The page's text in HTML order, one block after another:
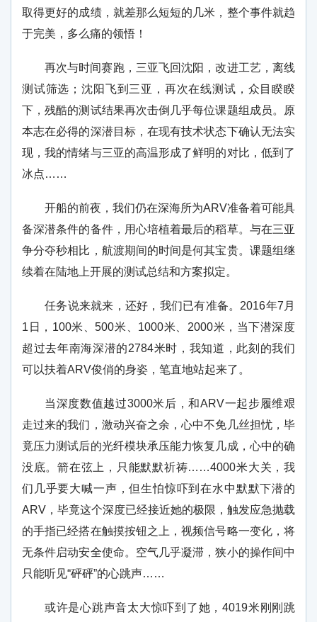
取得更好的成绩，就差那么短短的几米，整个事件就趋
于完美，多么痛的领悟！
再次与时间赛跑，三亚飞回沈阳，改进工艺，离线
测试筛选；沈阳飞到三亚，再次在线测试，众目睽睽
下，残酷的测试结果再次击倒几乎每位课题组成员。原
本志在必得的深潜目标，在现有技术状态下确认无法实
现，我的情绪与三亚的高温形成了鲜明的对比，低到了
冰点……
开船的前夜，我们仍在深海所为ARV准备着可能具
备深潜条件的备件，用心培植着最后的稻草。与在三亚
争分夺秒相比，航渡期间的时间是何其宝贵。课题组继
续着在陆地上开展的测试总结和方案拟定。
任务说来就来，还好，我们已有准备。2016年7月
1日，100米、500米、1000米、2000米，当下潜深度
超过去年南海深潜的2784米时，我知道，此刻的我们
可以扶着ARV俊俏的身姿，笔直地站起来了。
当深度数值越过3000米后，和ARV一起步履维艰
走过来的我们，激动兴奋之余，心中不免几丝担忧，毕
竟压力测试后的光纤模块承压能力恢复几成，心中的确
没底。箭在弦上，只能默默祈祷……4000米大关，我
们几乎要大喊一声，但生怕惊吓到在水中默默下潜的
ARV，毕竟这个深度已经接近她的极限，触发应急抛载
的手指已经搭在触摸按钮之上，视频信号略一变化，将
无条件启动安全使命。空气几乎凝滞，狭小的操作间中
只能听见“砰砰”的心跳声……
或许是心跳声音太大惊吓到了她，4019米刚刚跳